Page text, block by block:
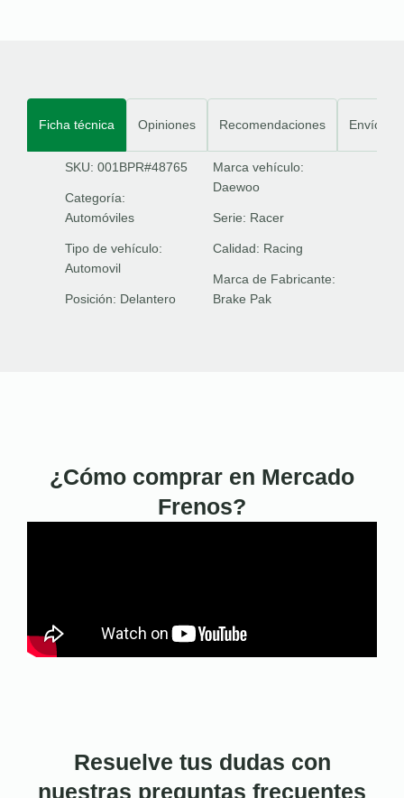
Ficha técnica Opiniones Recomendaciones Envíos
SKU: 001BPR#48765
Categoría:
Automóviles
Tipo de vehículo:
Automovil
Posición: Delantero
Marca vehículo:
Daewoo
Serie: Racer
Calidad: Racing
Marca de Fabricante:
Brake Pak
¿Cómo comprar en Mercado
Frenos?
Resuelve tus dudas con
nuestras preguntas frecuentes